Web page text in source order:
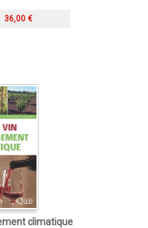
36,00 €
climatique